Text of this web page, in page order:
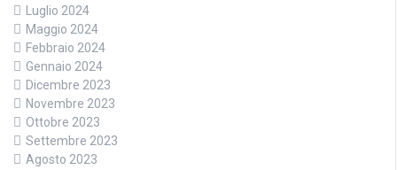
Luglio 2024
Maggio 2024
Febbraio 2024
Gennaio 2024
Dicembre 2023
Novembre 2023
Ottobre 2023
Settembre 2023
Agosto 2023